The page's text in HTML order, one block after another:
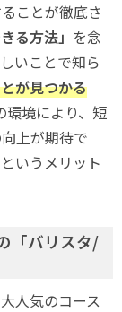
ことが徹底さ
る方法」 を念
いことで知ら
が見つかる
環境により、短
上が期待で
いうメリット
「バリスタ/
人気のコース